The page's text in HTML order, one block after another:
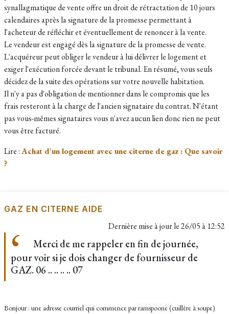
synallagmatique de vente offre un droit de rétractation de 10 jours
calendaires après la signature de la promesse permettant à
l'acheteur de réfléchir et éventuellement de renoncer à la vente.
Le vendeur est engagé dès la signature de la promesse de vente.
L'acquéreur peut obliger le vendeur à lui délivrer le logement et
exiger l'exécution forcée devant le tribunal. En résumé, vous seuls
décidez de la suite des opérations sur votre nouvelle habitation.
Il n'y a pas d'obligation de mentionner dans le compromis que les
frais resteront à la charge de l'ancien signataire du contrat. N'étant
pas vous-mêmes signataires vous n'avez aucun lien donc rien ne peut
vous être facturé.
Lire :Achat d'un logement avec une citerne de gaz : Que savoir
?
GAZ EN CITERNE AIDE
Dernière mise à jour le26/05 à 12:52
Merci de me rappeler en fin de journée,
pour voir si je dois changer de fournisseur de
GAZ. 06 .. .. .. .. 07
Bonjour : une adresse courriel qui commence parramspoone (cuillère à soupe)